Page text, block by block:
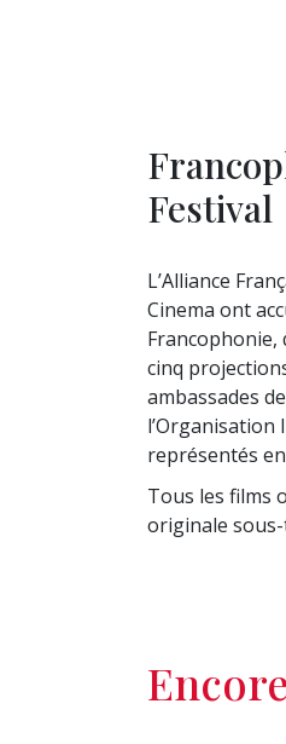
Festival
L’Alliance
Cinema ont
Francophonie,
cinq
ambassades
représentés
Tous les films
originale